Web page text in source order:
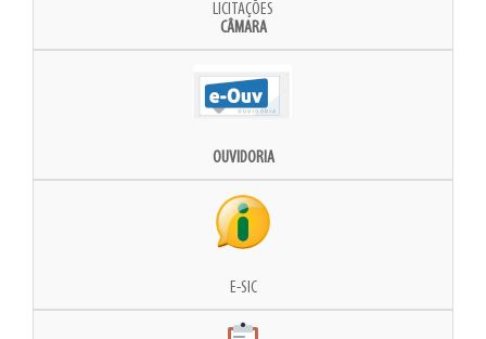
LICITAÇÕES
CÂMARA
OUVIDORIA
E-SIC